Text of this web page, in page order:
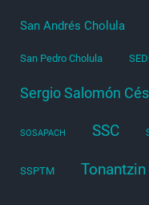
San Andrés Cholula
San Pedro Cholula
Sergio Salomón
SOSAPACH SSC
SSPTM